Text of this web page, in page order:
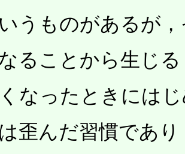
うものがあるが，
ることから生じ
なったときには
歪んだ習慣であ